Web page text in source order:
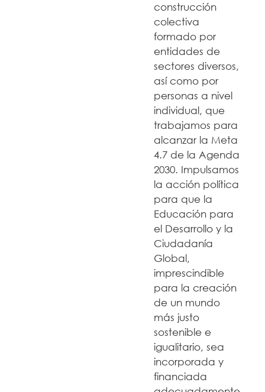
construcción
colectiva
formado por
entidades de
sectores diversos,
así como por
personas a nivel
individual, que
trabajamos para
alcanzar la Meta
4.7 de la Agenda
2030. Impulsamos
la acción política
para que la
Educación para
el Desarrollo y la
Ciudadanía
Global,
imprescindible
para la creación
de un mundo
más justo
sostenible e
igualitario, sea
incorporada y
financiada